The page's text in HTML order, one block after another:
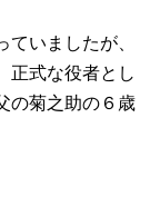
いましたが、
正式な役者とし
の菊之助の６歳